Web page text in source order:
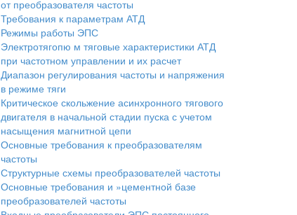
от преобразователя частоты
Требования к параметрам АТД
Режимы работы ЭПС
Электротягопю м тяговые характеристики АТД
при частотном управлении и их расчет
Диапазон регулирования частоты и напряжения
в режиме тяги
Критическое скольжение асинхронного тягового
двигателя в начальной стадии пуска с учетом
насыщения магнитной цепи
Основные требования к преобразователям
частоты
Структурные схемы преобразователей частоты
Основные требования и »цементной базе
преобразователей частоты